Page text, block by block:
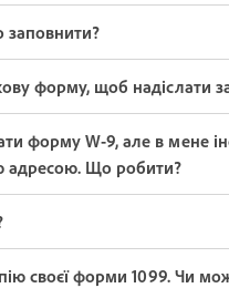
заповнити?
форму, щоб надіслати
форму W-9, але в мене
адресою. Що робити?
своєї форми 1099. Чи